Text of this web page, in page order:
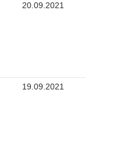
20.09.2021
19.09.2021